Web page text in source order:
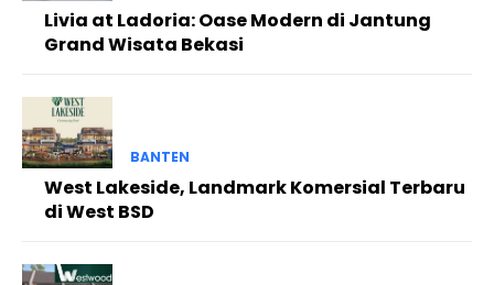
Livia at Ladoria: Oase Modern di Jantung
Grand Wisata Bekasi
BANTEN
West Lakeside, Landmark Komersial Terbaru
di West BSD